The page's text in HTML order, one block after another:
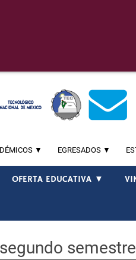
EGRESADOS ▼
▼
OFERTA EDUCATIVA ▼